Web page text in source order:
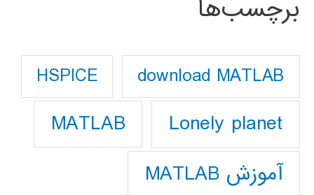
برچسب‌ها
download MATLAB
HSPICE
Lonely planet
MATLAB
آموزش MATLAB